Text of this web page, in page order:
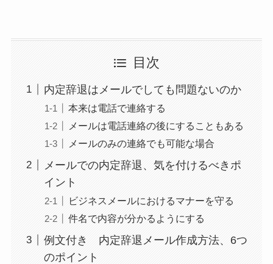
目次
内定辞退はメールでしても問題ないのか
本来は電話で連絡する
メールは電話連絡の後にすることもある
メールのみの連絡でも可能な場合
メールでの内定辞退、気を付けるべきポ
イント
ビジネスメールにおけるマナーを守る
件名で内容が分かるようにする
例文付き 内定辞退メール作成方法、6つ
のポイント